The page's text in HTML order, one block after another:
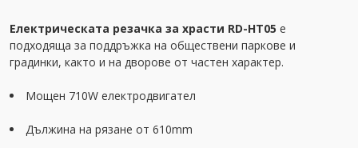
Електрическата резачка за храсти RD-HT05 е
подходяща за поддръжка на обществени паркове и
градинки, както и на дворове от частен характер.
Мощен 710W електродвигател
Дължина на рязане от 610mm